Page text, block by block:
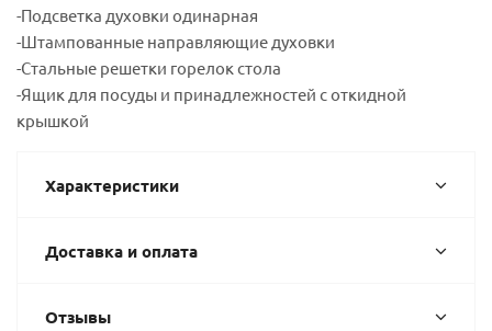
-Подсветка духовки одинарная
-Штампованные направляющие духовки
-Стальные решетки горелок стола
-Ящик для посуды и принадлежностей с откидной
крышкой
Характеристики
Доставка и оплата
Отзывы